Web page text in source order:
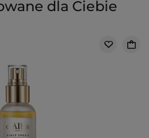
dla Ciebie